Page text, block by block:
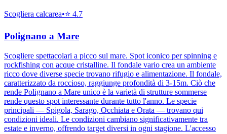
Scogliera calcarea•⭐ 4.7
Polignano a Mare
Scogliere spettacolari a picco sul mare. Spot iconico per spinning e
rockfishing con acque cristalline. Il fondale vario crea un ambiente
ricco dove diverse specie trovano rifugio e alimentazione. Il fondale,
caratterizzato da roccioso, raggiunge profondità di 3-15m. Ciò che
rende Polignano a Mare unico è la varietà di strutture sommerse
rende questo spot interessante durante tutto l'anno. Le specie
principali — Spigola, Sarago, Occhiata e Orata — trovano qui
condizioni ideali. Le condizioni cambiano significativamente tra
estate e inverno, offrendo target diversi in ogni stagione. L'accesso